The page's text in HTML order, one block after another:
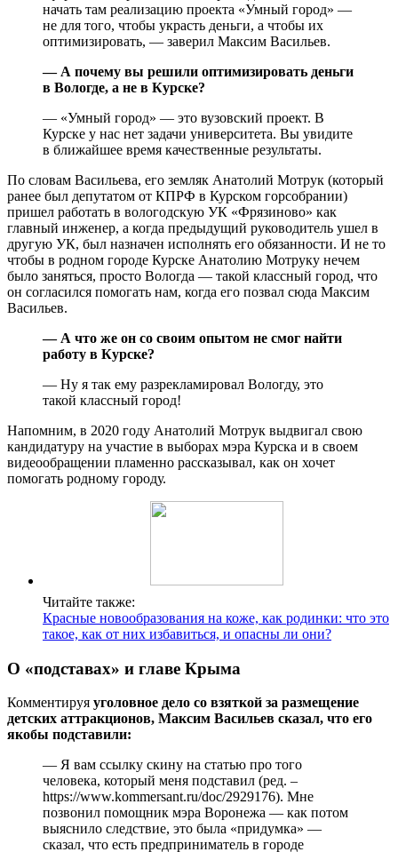
начать там реализацию проекта «Умный город» —
не для того, чтобы украсть деньги, а чтобы их
оптимизировать, — заверил Максим Васильев.
— А почему вы решили оптимизировать деньги
в Вологде, а не в Курске?
— «Умный город» — это вузовский проект. В
Курске у нас нет задачи университета. Вы увидите
в ближайшее время качественные результаты.
По словам Васильева, его земляк Анатолий Мотрук (который
ранее был депутатом от КПРФ в Курском горсобрании)
пришел работать в вологодскую УК «Фрязиново» как
главный инженер, а когда предыдущий руководитель ушел в
другую УК, был назначен исполнять его обязанности. И не то
чтобы в родном городе Курске Анатолию Мотруку нечем
было заняться, просто Вологда — такой классный город, что
он согласился помогать нам, когда его позвал сюда Максим
Васильев.
— А что же он со своим опытом не смог найти
работу в Курске?
— Ну я так ему разрекламировал Вологду, это
такой классный город!
Напомним, в 2020 году Анатолий Мотрук выдвигал свою
кандидатуру на участие в выборах мэра Курска и в своем
видеообращении пламенно рассказывал, как он хочет
помогать родному городу.
Читайте также:
Красные новообразования на коже, как родинки: что это
такое, как от них избавиться, и опасны ли они?
О «подставах» и главе Крыма
Комментируя уголовное дело со взяткой за размещение
детских аттракционов, Максим Васильев сказал, что его
якобы подставили:
— Я вам ссылку скину на статью про того
человека, который меня подставил (ред. –
https://www.kommersant.ru/doc/2929176). Мне
позвонил помощник мэра Воронежа — как потом
выяснило следствие, это была «придумка» —
сказал, что есть предприниматель в городе